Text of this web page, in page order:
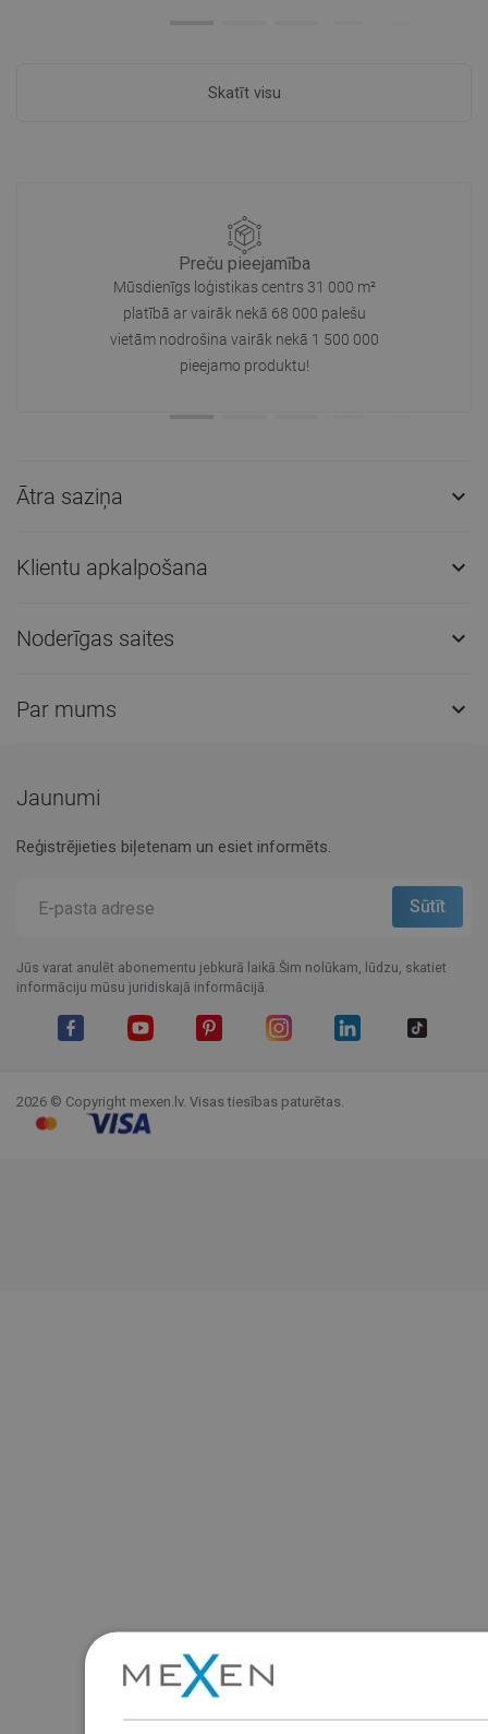
Skatīt visu
Preču pieejamība
Mūsdienīgs loģistikas centrs 31 000 m²
platībā ar vairāk nekā 68 000 palešu
vietām nodrošina vairāk nekā 1 500 000
pieejamo produktu!
Ātra saziņa 
Klientu apkalpošana 
Noderīgas saites 
Par mums 
Jaunumi
Reģistrējieties biļetenam un esiet informēts.
Jūs varat anulēt abonementu jebkurā laikā.Šim nolūkam, lūdzu, skatiet
informāciju mūsu juridiskajā informācijā.
2026 © Copyright mexen.lv. Visas tiesības paturētas.